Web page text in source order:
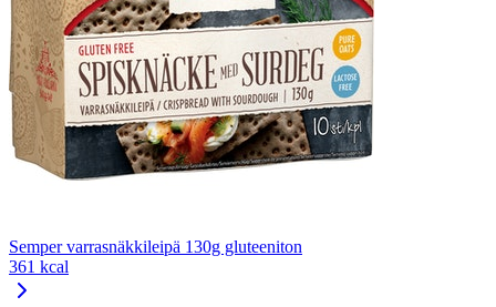
Semper varrasnäkkileipä 130g gluteeniton
361 kcal